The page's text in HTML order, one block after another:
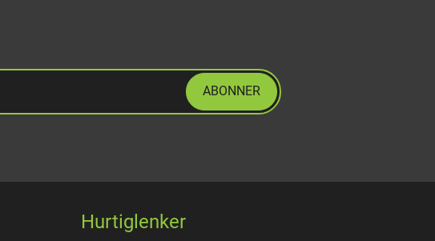
ABONNER
Hurtiglenker